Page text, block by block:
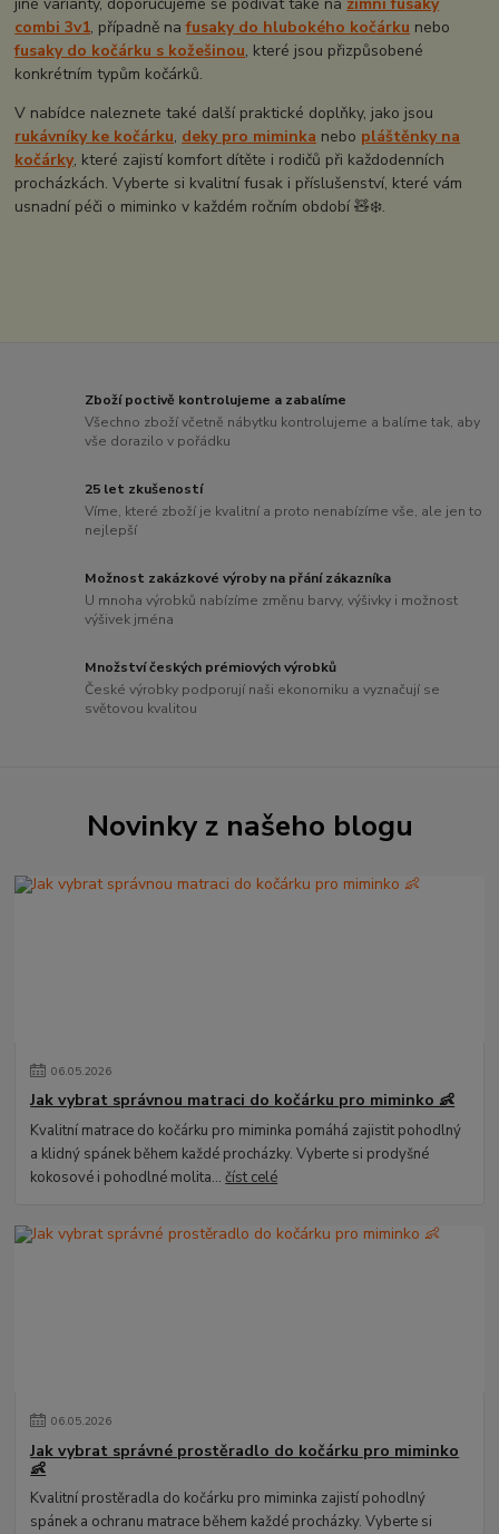
jiné varianty, doporučujeme se podívat také na zimní fusaky
combi 3v1, případně nafusaky do hlubokého kočárku nebo
fusaky do kočárku s kožešinou, které jsou přizpůsobené
konkrétním typům kočárků.
V nabídce naleznete také další praktické doplňky, jako jsou
rukávníky ke kočárku, deky pro miminka nebo pláštěnky na
kočárky, které zajistí komfort dítěte i rodičů při každodenních
procházkách. Vyberte si kvalitní fusak i příslušenství, které vám
usnadní péči o miminko v každém ročním období 🧸❄️.
Zboží poctivě kontrolujeme a zabalíme
Všechno zboží včetně nábytku kontrolujeme a balíme tak, aby
vše dorazilo v pořádku
25 let zkušeností
Víme, které zboží je kvalitní a proto nenabízíme vše, ale jen to
nejlepší
Možnost zakázkové výroby na přání zákazníka
U mnoha výrobků nabízíme změnu barvy, výšivky i možnost
výšivek jména
Množství českých prémiových výrobků
České výrobky podporují naši ekonomiku a vyznačují se
světovou kvalitou
Novinky z našeho blogu
06.05.2026
Jak vybrat správnou matraci do kočárku pro miminko 👶
Kvalitní matrace do kočárku pro miminka pomáhá zajistit pohodlný
a klidný spánek během každé procházky. Vyberte si prodyšné
kokosové i pohodlné molita...číst celé
06.05.2026
Jak vybrat správné prostěradlo do kočárku pro miminko
👶
Kvalitní prostěradla do kočárku pro miminka zajistí pohodlný
spánek a ochranu matrace během každé procházky. Vyberte si